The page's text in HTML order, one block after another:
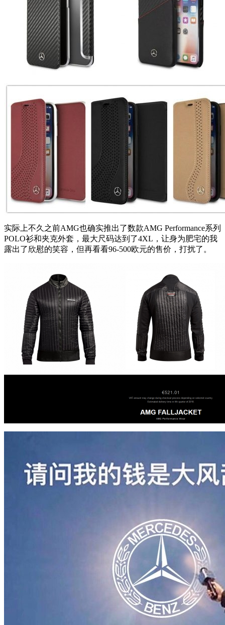
实际上不久之前AMG也确实推出了数款AMG Performance系列
POLO衫和夹克外套，最大尺码达到了4XL，让身为肥宅的我
露出了欣慰的笑容，但再看看96-500欧元的售价，打扰了。